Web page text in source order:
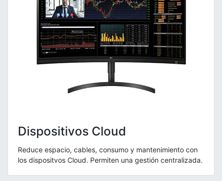
Dispositivos Cloud
Reduce espacio, cables, consumo y mantenimiento con
los dispositvos Cloud. Permiten una gestión centralizada.